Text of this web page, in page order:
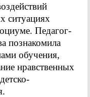
ситуациях
Педагог-
познакомила
обучения,
нравственных